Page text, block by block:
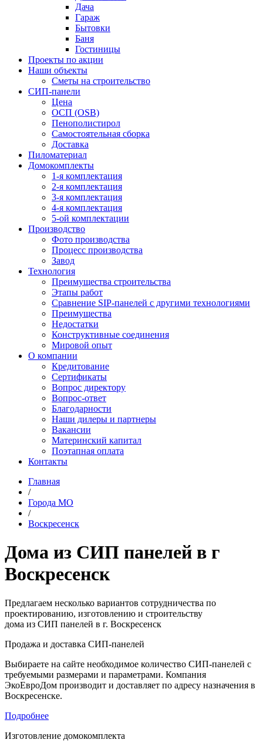
Дача
Гараж
Бытовки
Баня
Гостиницы
Проекты по акции
Наши объекты
Сметы на строительство
СИП-панели
Цена
ОСП (OSB)
Пенополистирол
Самостоятельная сборка
Доставка
Пиломатериал
Домокомплекты
1-я комплектация
2-я комплектация
3-я комплектация
4-я комплектация
5-ой комплектации
Производство
Фото производства
Процесс производства
Завод
Технология
Преимущества строительства
Этапы работ
Сравнение SIP-панелей с другими технологиями
Преимущества
Недостатки
Конструктивные соединения
Мировой опыт
О компании
Кредитование
Сертификаты
Вопрос директору
Вопрос-ответ
Благодарности
Наши дилеры и партнеры
Вакансии
Материнский капитал
Поэтапная оплата
Контакты
Главная
/
Города МО
/
Воскресенск
Дома из СИП панелей в г
Воскресенск
Предлагаем несколько вариантов сотрудничества по
проектированию, изготовлению и строительству
дома из СИП панелей в г. Воскресенск
Продажа и доставка СИП-панелей
Выбираете на сайте необходимое количество СИП-панелей с
требуемыми размерами и параметрами. Компания
ЭкоЕвроДом производит и доставляет по адресу назначения в
Воскресенске.
Подробнее
Изготовление домокомплекта